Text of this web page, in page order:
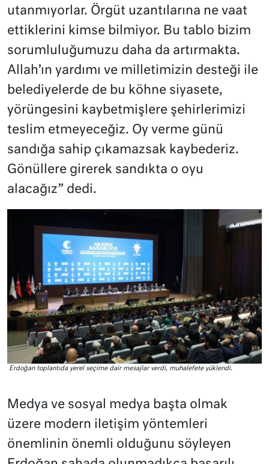
utanmıyorlar. Örgüt uzantılarına ne vaat
ettiklerini kimse bilmiyor. Bu tablo bizim
sorumluluğumuzu daha da artırmakta.
Allah’ın yardımı ve milletimizin desteği ile
belediyelerde de bu köhne siyasete,
yörüngesini kaybetmişlere şehirlerimizi
teslim etmeyeceğiz. Oy verme günü
sandığa sahip çıkamazsak kaybederiz.
Gönüllere girerek sandıkta o oyu
alacağız” dedi.
Erdoğan toplantıda yerel seçime dair mesajlar verdi, muhalefete yüklendi.
Medya ve sosyal medya başta olmak
üzere modern iletişim yöntemleri
önemlinin önemli olduğunu söyleyen